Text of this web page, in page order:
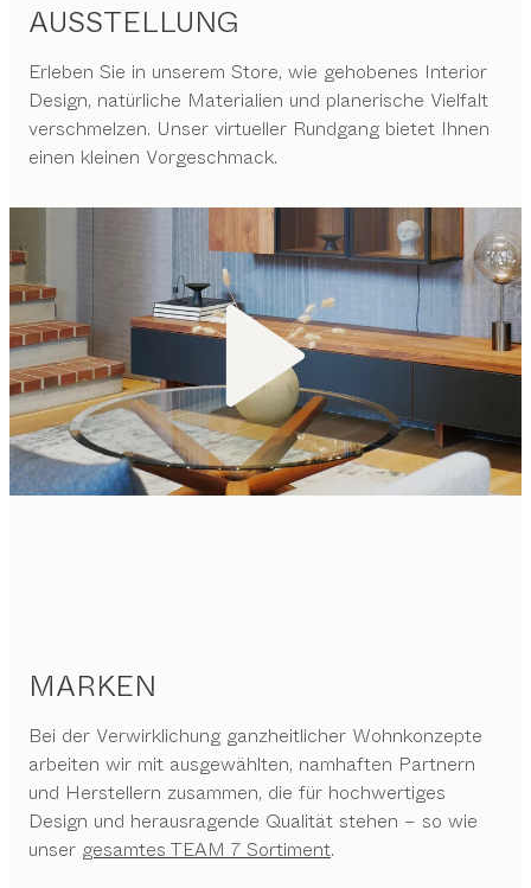
AUSSTELLUNG
Erleben Sie in unserem Store, wie gehobenes Interior
Design, natürliche Materialien und planerische Vielfalt
verschmelzen. Unser virtueller Rundgang bietet Ihnen
einen kleinen Vorgeschmack.
MARKEN
Bei der Verwirklichung ganzheitlicher Wohnkonzepte
arbeiten wir mit ausgewählten, namhaften Partnern
und Herstellern zusammen, die für hochwertiges
Design und herausragende Qualität stehen – so wie
unser gesamtes TEAM 7 Sortiment.